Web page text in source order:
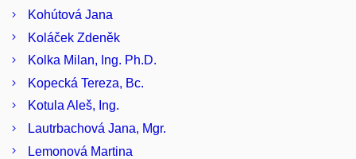
Kohútová Jana
Koláček Zdeněk
Kolka Milan, Ing. Ph.D.
Kopecká Tereza, Bc.
Kotula Aleš, Ing.
Lautrbachová Jana, Mgr.
Lemonová Martina